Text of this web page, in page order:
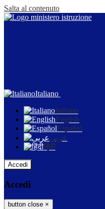
Salta al contenuto
Italiano
Italiano
English
Español
عربى
हिंदी
Accedi
Accedi
button close ×